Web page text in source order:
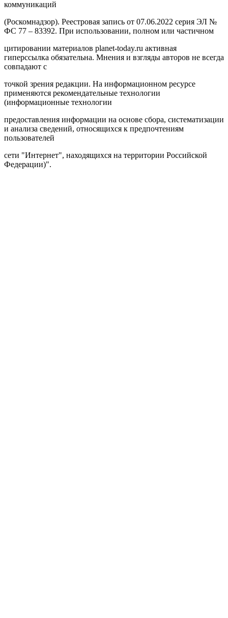
коммуникаций
(Роскомнадзор). Реестровая запись от 07.06.2022 серия ЭЛ №
ФС 77 – 83392. При использовании, полном или частичном
цитировании материалов planet-today.ru активная
гиперссылка обязательна. Мнения и взгляды авторов не всегда
совпадают с
точкой зрения редакции. На информационном ресурсе
применяются рекомендательные технологии
(информационные технологии
предоставления информации на основе сбора, систематизации
и анализа сведений, относящихся к предпочтениям
пользователей
сети "Интернет", находящихся на территории Российской
Федерации)".